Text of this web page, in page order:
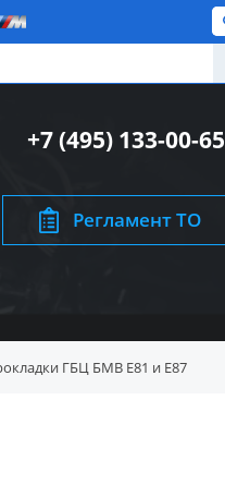
+7 (495) 133-00-65
Регламент ТО
ГБЦ БМВ E81 и E87